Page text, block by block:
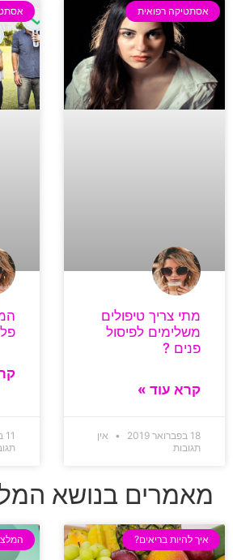
אסתטיקה רפואית
מתי צריך טיפולים
משלימים לפיסול
פנים ?
קרא עוד »
18 בפברואר 2019
אין
תגובות
11 בפברואר 2019
מאמרים בנושא
איך להיות בריאים?